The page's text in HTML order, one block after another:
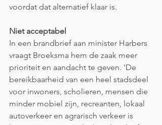
voordat dat alternatief klaar is.
Niet acceptabel
In een brandbrief aan minister Harbers
vraagt Broeksma hem de zaak meer
prioriteit en aandacht te geven. 'De
bereikbaarheid van een heel stadsdeel
voor inwoners, scholieren, mensen die
minder mobiel zijn, recreanten, lokaal
autoverkeer en agrarisch verkeer is